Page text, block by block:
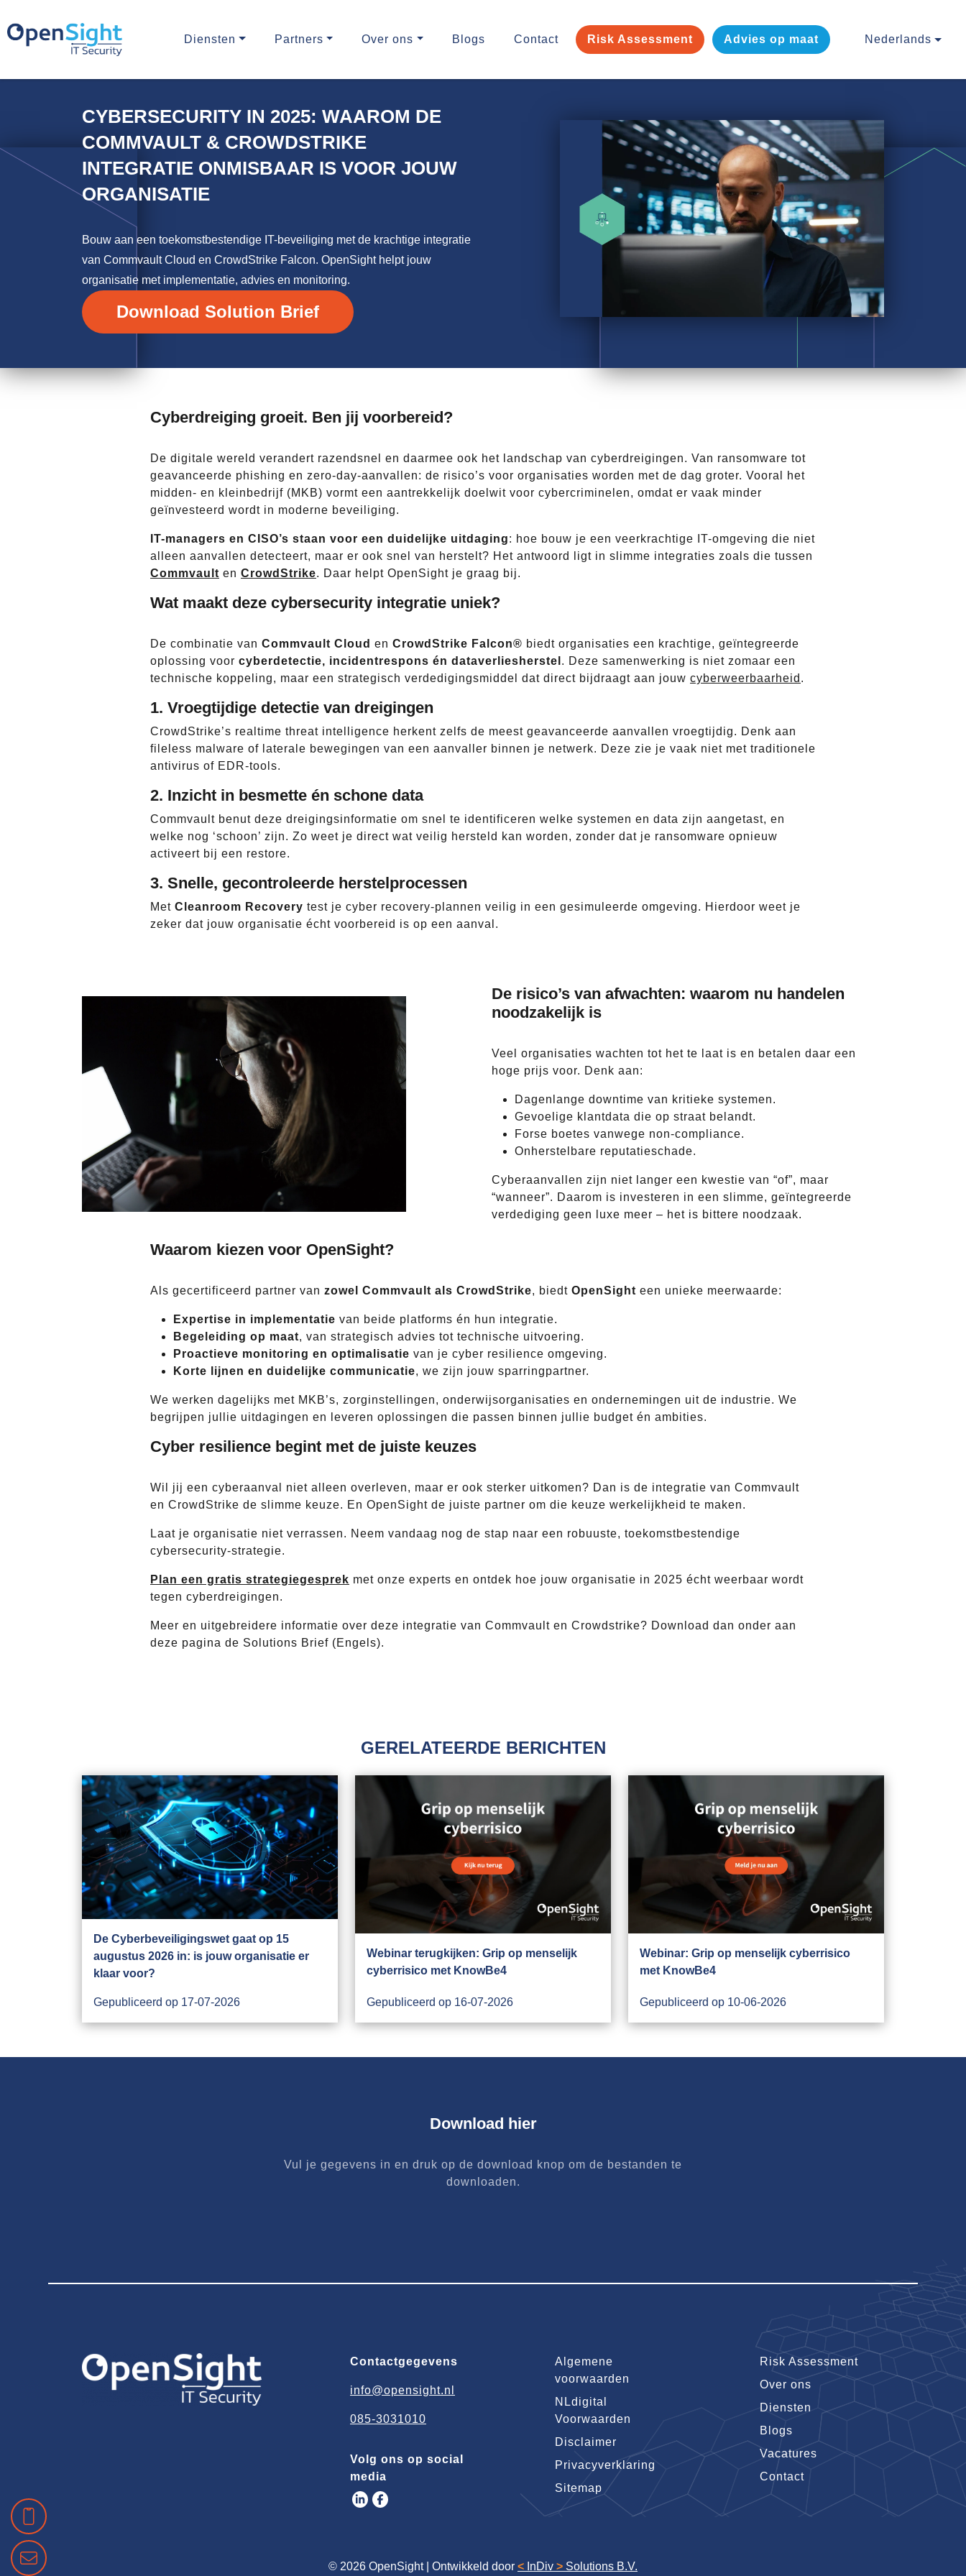
Diensten Partners Over ons Blogs Contact Risk Assessment Advies op maat Nederlands
CYBERSECURITY IN 2025: WAAROM DE
COMMVAULT & CROWDSTRIKE
INTEGRATIE ONMISBAAR IS VOOR JOUW
ORGANISATIE
Bouw aan een toekomstbestendige IT-beveiliging met de krachtige integratie
van Commvault Cloud en CrowdStrike Falcon. OpenSight helpt jouw
organisatie met implementatie, advies en monitoring.
Download Solution Brief
Cyberdreiging groeit. Ben jij voorbereid?
De digitale wereld verandert razendsnel en daarmee ook het landschap van cyberdreigingen. Van ransomware tot
geavanceerde phishing en zero-day-aanvallen: de risico’s voor organisaties worden met de dag groter. Vooral het
midden- en kleinbedrijf (MKB) vormt een aantrekkelijk doelwit voor cybercriminelen, omdat er vaak minder
geïnvesteerd wordt in moderne beveiliging.
IT-managers en CISO’s staan voor een duidelijke uitdaging: hoe bouw je een veerkrachtige IT-omgeving die niet
alleen aanvallen detecteert, maar er ook snel van herstelt? Het antwoord ligt in slimme integraties zoals die tussen
Commvault en CrowdStrike. Daar helpt OpenSight je graag bij.
Wat maakt deze cybersecurity integratie uniek?
De combinatie van Commvault Cloud en CrowdStrike Falcon® biedt organisaties een krachtige, geïntegreerde
oplossing voor cyberdetectie, incidentrespons én dataverliesherstel . Deze samenwerking is niet zomaar een
technische koppeling, maar een strategisch verdedigingsmiddel dat direct bijdraagt aan jouw cyberweerbaarheid .
1. Vroegtijdige detectie van dreigingen
CrowdStrike’s realtime threat intelligence herkent zelfs de meest geavanceerde aanvallen vroegtijdig. Denk aan
fileless malware of laterale bewegingen van een aanvaller binnen je netwerk. Deze zie je vaak niet met traditionele
antivirus of EDR-tools.
2. Inzicht in besmette én schone data
Commvault benut deze dreigingsinformatie om snel te identificeren welke systemen en data zijn aangetast, en
welke nog ‘schoon’ zijn. Zo weet je direct wat veilig hersteld kan worden, zonder dat je ransomware opnieuw
activeert bij een restore.
3. Snelle, gecontroleerde herstelprocessen
Met Cleanroom Recovery test je cyber recovery-plannen veilig in een gesimuleerde omgeving. Hierdoor weet je
zeker dat jouw organisatie écht voorbereid is op een aanval.
De risico’s van afwachten: waarom nu handelen
noodzakelijk is
Veel organisaties wachten tot het te laat is en betalen daar een
hoge prijs voor. Denk aan:
Dagenlange downtime van kritieke systemen.
Gevoelige klantdata die op straat belandt.
Forse boetes vanwege non-compliance.
Onherstelbare reputatieschade.
Cyberaanvallen zijn niet langer een kwestie van “of”, maar
“wanneer”. Daarom is investeren in een slimme, geïntegreerde
verdediging geen luxe meer – het is bittere noodzaak.
Waarom kiezen voor OpenSight?
Als gecertificeerd partner van zowel Commvault als CrowdStrike, biedt OpenSight een unieke meerwaarde:
Expertise in implementatie van beide platforms én hun integratie.
Begeleiding op maat, van strategisch advies tot technische uitvoering.
Proactieve monitoring en optimalisatie van je cyber resilience omgeving.
Korte lijnen en duidelijke communicatie, we zijn jouw sparringpartner.
We werken dagelijks met MKB’s, zorginstellingen, onderwijsorganisaties en ondernemingen uit de industrie. We
begrijpen jullie uitdagingen en leveren oplossingen die passen binnen jullie budget én ambities.
Cyber resilience begint met de juiste keuzes
Wil jij een cyberaanval niet alleen overleven, maar er ook sterker uitkomen? Dan is de integratie van Commvault
en CrowdStrike de slimme keuze. En OpenSight de juiste partner om die keuze werkelijkheid te maken.
Laat je organisatie niet verrassen. Neem vandaag nog de stap naar een robuuste, toekomstbestendige
cybersecurity-strategie.
Plan een gratis strategiegesprek met onze experts en ontdek hoe jouw organisatie in 2025 écht weerbaar wordt
tegen cyberdreigingen.
Meer en uitgebreidere informatie over deze integratie van Commvault en Crowdstrike? Download dan onder aan
deze pagina de Solutions Brief (Engels).
GERELATEERDE BERICHTEN
De Cyberbeveiligingswet gaat op 15
augustus 2026 in: is jouw organisatie er
klaar voor?
Gepubliceerd op 17-07-2026
Webinar terugkijken: Grip op menselijk
cyberrisico met KnowBe4
Gepubliceerd op 16-07-2026
Webinar: Grip op menselijk cyberrisico
met KnowBe4
Gepubliceerd op 10-06-2026
Download hier
Vul je gegevens in en druk op de download knop om de bestanden te
downloaden.
Contactgegevens
info@opensight.nl
085-3031010
Volg ons op social
media
Algemene
voorwaarden
NLdigital
Voorwaarden
Disclaimer
Privacyverklaring
Sitemap
Risk Assessment
Over ons
Diensten
Blogs
Vacatures
Contact
© 2026 OpenSight| Ontwikkeld door < InDiv > Solutions B.V.